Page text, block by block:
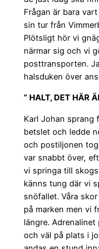
Frågan är bara
sin tur från
Plötsligt hör vi
närmar sig och vi
posttransporten.
halsduken över
” HALT, DET HÄR
Karl Johan sprang
betslet och ledde
och postiljonen
var snabbt över,
vi springa till
känns tung där vi
snöfallet. Våra
på marken men vi
längre.
och väl på plats i